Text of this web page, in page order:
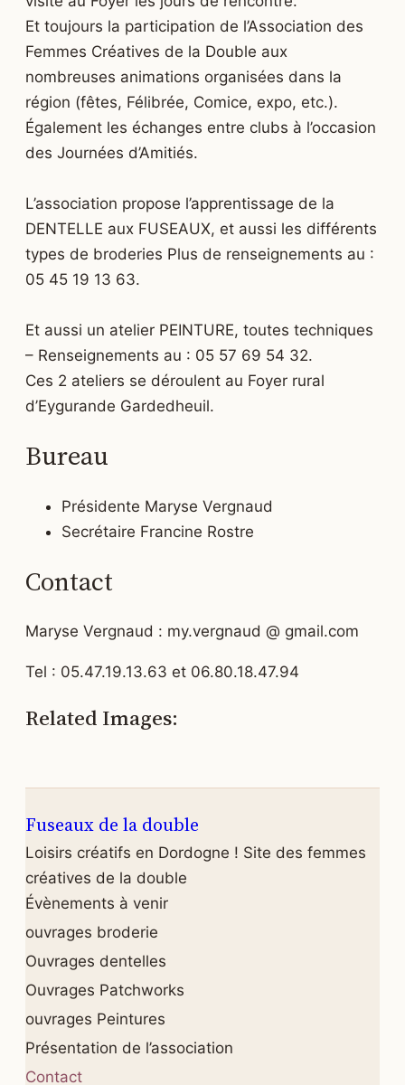
Et toujours la participation de l’Association des
Femmes Créatives de la Double aux
nombreuses animations organisées dans la
région (fêtes, Félibrée, Comice, expo, etc.).
Également les échanges entre clubs à l’occasion
des Journées d’Amitiés.
L’association propose l’apprentissage de la
DENTELLE aux FUSEAUX, et aussi les différents
types de broderies Plus de renseignements au :
05 45 19 13 63.
Et aussi un atelier PEINTURE, toutes techniques
– Renseignements au : 05 57 69 54 32.
Ces 2 ateliers se déroulent au Foyer rural
d’Eygurande Gardedheuil.
Bureau
Présidente Maryse Vergnaud
Secrétaire Francine Rostre
Contact
Maryse Vergnaud : my.vergnaud @ gmail.com
Tel : 05.47.19.13.63 et 06.80.18.47.94
Related Images:
Fuseaux de la double
Loisirs créatifs en Dordogne ! Site des femmes
créatives de la double
Évènements à venir
ouvrages broderie
Ouvrages dentelles
Ouvrages Patchworks
ouvrages Peintures
Présentation de l’association
Contact